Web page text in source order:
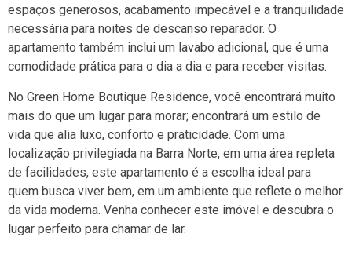
espaços generosos, acabamento impecável e a tranquilidade
necessária para noites de descanso reparador. O
apartamento também inclui um lavabo adicional, que é uma
comodidade prática para o dia a dia e para receber visitas.
No Green Home Boutique Residence, você encontrará muito
mais do que um lugar para morar; encontrará um estilo de
vida que alia luxo, conforto e praticidade. Com uma
localização privilegiada na Barra Norte, em uma área repleta
de facilidades, este apartamento é a escolha ideal para
quem busca viver bem, em um ambiente que reflete o melhor
da vida moderna. Venha conhecer este imóvel e descubra o
lugar perfeito para chamar de lar.